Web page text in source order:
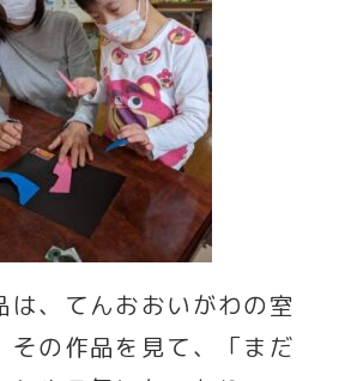
は、てんおおいがわの室
その作品を見て、「まだ